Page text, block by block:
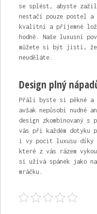
se splést, abyste
nestačí pouze postel a
kvalitní a příjemné
hodně. Naše luxusní
můžete si být jistí, že
neuděláte.
Design plný
Přáli byste si pěkné a
avšak nepůsobí nudné
design zkombinovaný
vás při každém dotyku
i vy pocit luxusu díky
které z vás rázem
si užívá spánek jako
mráčku.